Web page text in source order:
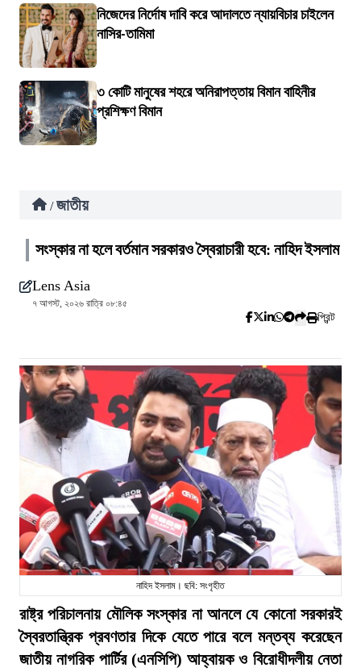
নিজেদের নির্দোষ দাবি করে আদালতে ন্যায়বিচার চাইলেন
নাসির-তামিমা
৩ কোটি মানুষের শহরে অনিরাপত্তায় বিমান বাহিনীর
প্রশিক্ষণ বিমান
/ জাতীয়
সংস্কার না হলে বর্তমান সরকারও স্বৈরাচারী হবে: নাহিদ ইসলাম
Lens Asia
৭ আগস্ট, ২০২৬ রাত্রি ০৮:৪৫
প্রিন্ট
নাহিদ ইসলাম। ছবি: সংগৃহীত
রাষ্ট্র পরিচালনায় মৌলিক সংস্কার না আনলে যে কোনো সরকারই
স্বৈরতান্ত্রিক প্রবণতার দিকে যেতে পারে বলে মন্তব্য করেছেন
জাতীয় নাগরিক পার্টির (এনসিপি) আহ্বায়ক ও বিরোধীদলীয় নেতা